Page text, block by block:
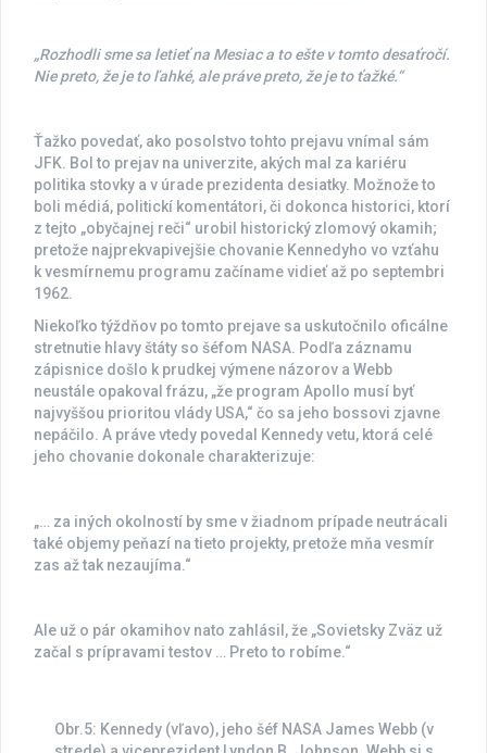
„Rozhodli sme sa letieť na Mesiac a to ešte v tomto desaťročí.
Nie preto, že je to ľahké, ale práve preto, že je to ťažké.“
Ťažko povedať, ako posolstvo tohto prejavu vnímal sám
JFK. Bol to prejav na univerzite, akých mal za kariéru
politika stovky a v úrade prezidenta desiatky. Možnože to
boli médiá, politickí komentátori, či dokonca historici, ktorí
z tejto „obyčajnej reči“ urobil historický zlomový okamih;
pretože najprekvapivejšie chovanie Kennedyho vo vzťahu
k vesmírnemu programu začíname vidieť až po septembri
1962.
Niekoľko týždňov po tomto prejave sa uskutočnilo oficálne
stretnutie hlavy štáty so šéfom NASA. Podľa záznamu
zápisnice došlo k prudkej výmene názorov a Webb
neustále opakoval frázu, „že program Apollo musí byť
najvyššou prioritou vlády USA,“ čo sa jeho bossovi zjavne
nepáčilo. A práve vtedy povedal Kennedy vetu, ktorá celé
jeho chovanie dokonale charakterizuje:
„… za iných okolností by sme v žiadnom prípade neutrácali
také objemy peňazí na tieto projekty, pretože mňa vesmír
zas až tak nezaujíma.“
Ale už o pár okamihov nato zahlásil, že „Sovietsky Zväz už
začal s prípravami testov … Preto to robíme.“
Obr.5: Kennedy (vľavo), jeho šéf NASA James Webb (v